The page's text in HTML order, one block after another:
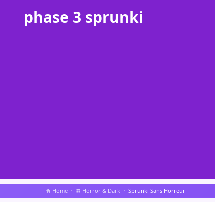
phase 3 sprunki
Home Horror & Dark Sprunki Sans Horreur